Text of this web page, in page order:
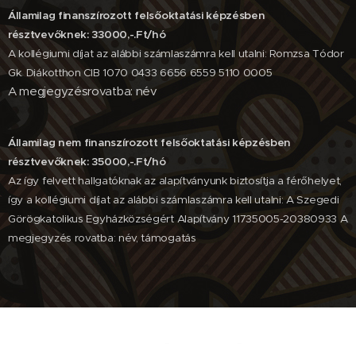
Államilag finanszírozott felsőoktatási képzésben
résztvevőknek: 33000,-.Ft/hó
A kollégiumi díjat az alábbi számlaszámra kell utalni: Romzsa Tódor
Gk. Diákotthon CIB 1070 0433 6656 6559 5110 0005
A megjegyzésrovatba: név
Államilag nem finanszírozott felsőoktatási képzésben
résztvevőknek: 35000,-.Ft/hó
Az így felvett hallgatóknak az alapítványunk biztosítja a férőhelyet,
így a kollégiumi díjat az alábbi számlaszámra kell utalni: A Szegedi
Görögkatolikus Egyházközségért Alapítvány 11735005-20380933 A
megjegyzés rovatba: név, támogatás